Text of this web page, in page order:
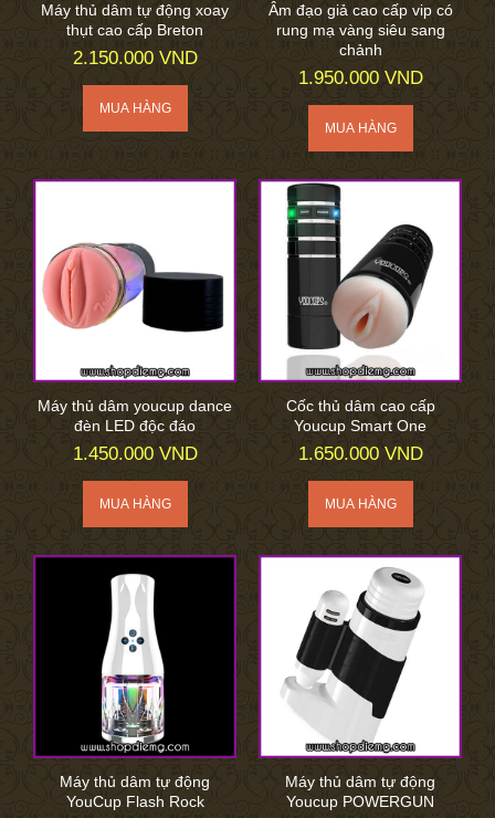
Máy thủ dâm tự động xoay
thụt cao cấp Breton
2.150.000 VND
Âm đạo giả cao cấp vip có
rung mạ vàng siêu sang
chảnh
1.950.000 VND
Máy thủ dâm youcup dance
đèn LED độc đáo
1.450.000 VND
Cốc thủ dâm cao cấp
Youcup Smart One
1.650.000 VND
Máy thủ dâm tự động
YouCup Flash Rock
Máy thủ dâm tự động
Youcup POWERGUN